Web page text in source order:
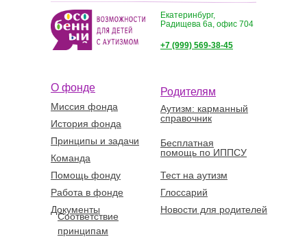
Екатеринбург,
Радищева 6а, офис 704
+7 (999) 569-38-45
О фонде
Миссия фонда
История фонда
Принципы и задачи
Команда
Помощь фонду
Работа в фонде
Документы
Соответствие
принципам
Родителям
Аутизм: карманный
справочник
Бесплатная
помощь по ИППСУ
Тест на аутизм
Глоссарий
Новости для родителей